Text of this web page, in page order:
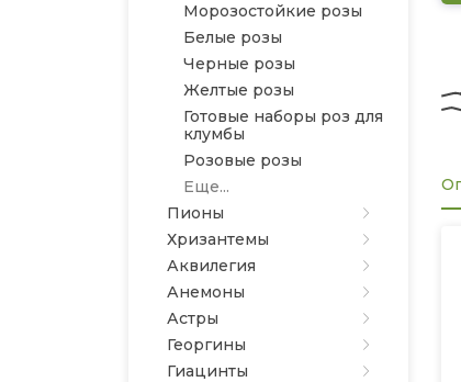
Морозостойкие розы
Белые розы
Черные розы
Желтые розы
Готовые наборы роз для
клумбы
Розовые розы
Еще...
Пионы
Хризантемы
Аквилегия
Анемоны
Астры
Георгины
Гиацинты